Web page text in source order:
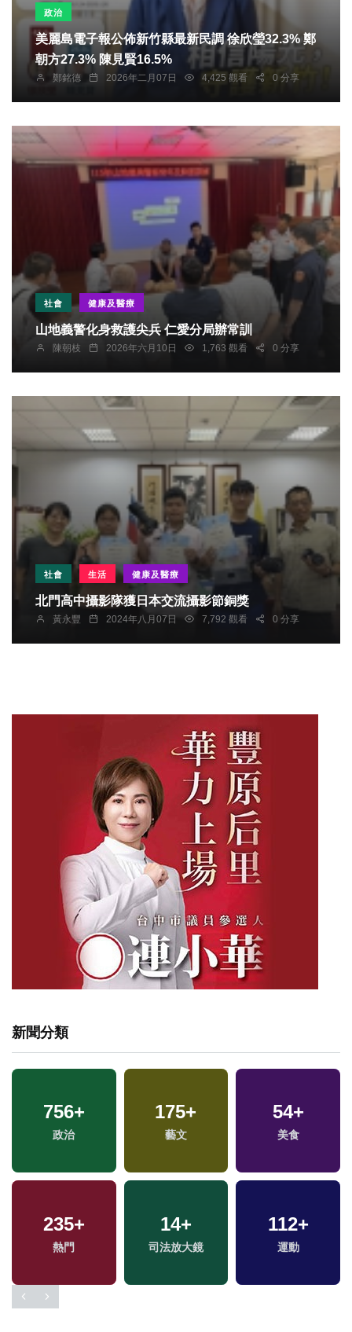
政治
美麗島電子報公佈新竹縣最新民調 徐欣瑩32.3% 鄭
朝方27.3% 陳見賢16.5%
鄭銘德 2026年二月07日 4,425 觀看 0 分享
社會 健康及醫療
山地義警化身救護尖兵 仁愛分局辦常訓
陳朝枝 2026年六月10日 1,763 觀看 0 分享
社會 生活 健康及醫療
北門高中攝影隊獲日本交流攝影節銅獎
黃永豐 2024年八月07日 7,792 觀看 0 分享
新聞分類
756+
政治
175+
藝文
54+
美食
235+
熱門
14+
司法放大鏡
112+
運動